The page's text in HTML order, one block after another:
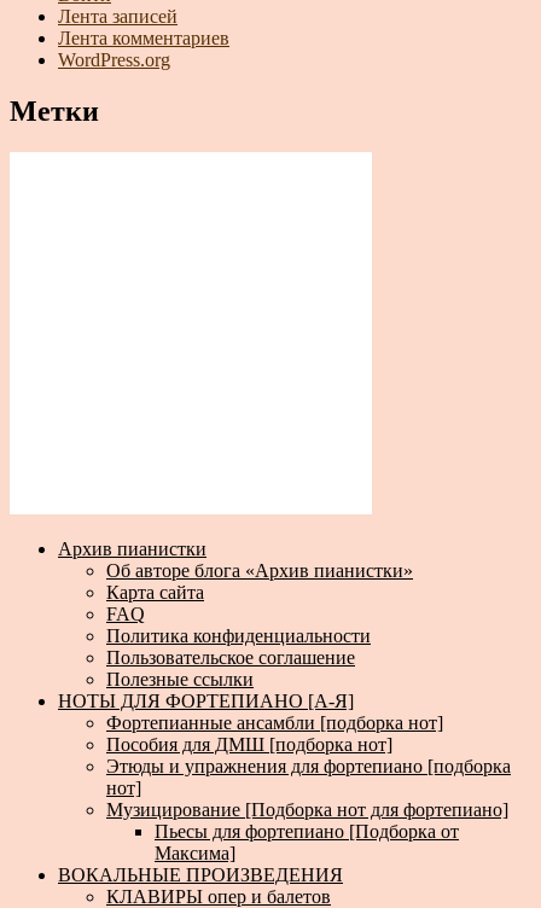
Лента записей
Лента комментариев
WordPress.org
Метки
Архив пианистки
Об авторе блога «Архив пианистки»
Карта сайта
FAQ
Политика конфиденциальности
Пользовательское соглашение
Полезные ссылки
НОТЫ ДЛЯ ФОРТЕПИАНО [А-Я]
Фортепианные ансамбли [подборка нот]
Пособия для ДМШ [подборка нот]
Этюды и упражнения для фортепиано [подборка
нот]
Музицирование [Подборка нот для фортепиано]
Пьесы для фортепиано [Подборка от
Максима]
ВОКАЛЬНЫЕ ПРОИЗВЕДЕНИЯ
КЛАВИРЫ опер и балетов